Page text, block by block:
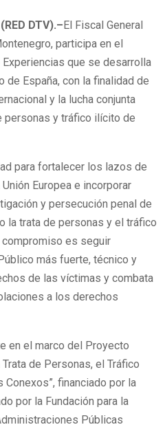
DTV).–El Fiscal General
participa en el
que se desarrolla
de España, con la finalidad de
y la lucha conjunta
y tráfico ilícito de
para fortalecer los lazos de
Europea e incorporar
y persecución penal de
la trata de personas y el tráfico
es seguir
más fuerte, técnico y
de las víctimas y combata
a los derechos
en el marco del Proyecto
de Personas, el Tráfico
financiado por la
por la Fundación para la
Públicas